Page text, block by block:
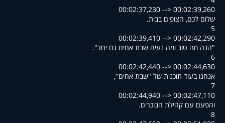
00:02:37,230 --> 00:02:39,260
.שלום לכם, הצופים בבית
5
00:02:39,410 --> 00:02:42,290
."הנה מה טוב ומה נעים שבת אחים גם יחד"
6
00:02:42,440 --> 00:02:44,630
,"אנחנו בעוד תוכנית של "שבת אחים
7
00:02:44,940 --> 00:02:47,110
.והפעם עם קהילת הבוכרים
8